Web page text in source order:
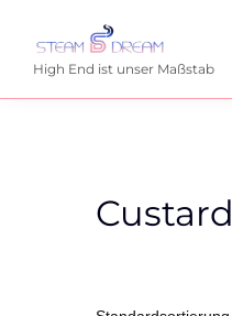
High End ist unser Maßstab
Custard